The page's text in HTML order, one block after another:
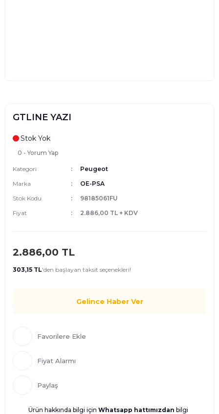
GTLINE YAZI
Stok Yok
0 - Yorum Yap
Kategori
Peugeot
Marka
OE-PSA
Stok Kodu
98185061FU
Fiyat
2.886,00 TL + KDV
2.886,00 TL
303,15 TL'den başlayan taksit seçenekleri!
Gelince Haber Ver
Fiyat Alarmı
Paylaş
Ürün hakkında bilgi için Whatsapp hattımızdan bilgi